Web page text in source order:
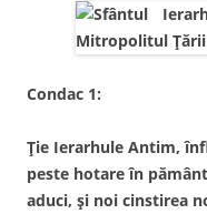
Condac 1:
Ție Ierarhule Antim,
peste hotare în
aduci, și noi cinstirea